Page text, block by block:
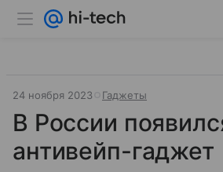
24 ноября 2023 Гаджеты
В России
антивейп-гаджет